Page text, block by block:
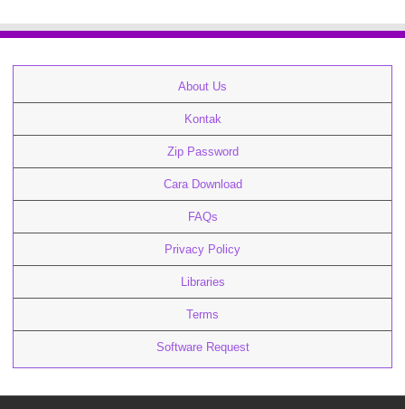
About Us
Kontak
Zip Password
Cara Download
FAQs
Privacy Policy
Libraries
Terms
Software Request